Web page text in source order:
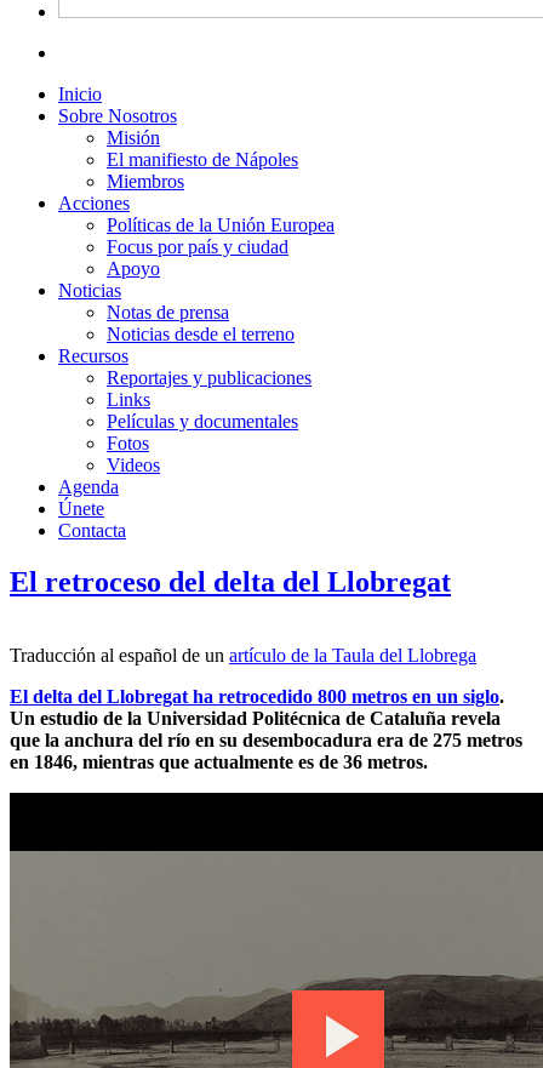
Inicio
Sobre Nosotros
Misión
El manifiesto de Nápoles
Miembros
Acciones
Políticas de la Unión Europea
Focus por país y ciudad
Apoyo
Noticias
Notas de prensa
Noticias desde el terreno
Recursos
Reportajes y publicaciones
Links
Películas y documentales
Fotos
Videos
Agenda
Únete
Contacta
El retroceso del delta del Llobregat
Traducción al español de un artículo de la Taula del Llobrega
El delta del Llobregat ha retrocedido 800 metros en un siglo.
Un estudio de la Universidad Politécnica de Cataluña revela
que la anchura del río en su desembocadura era de 275 metros
en 1846, mientras que actualmente es de 36 metros.